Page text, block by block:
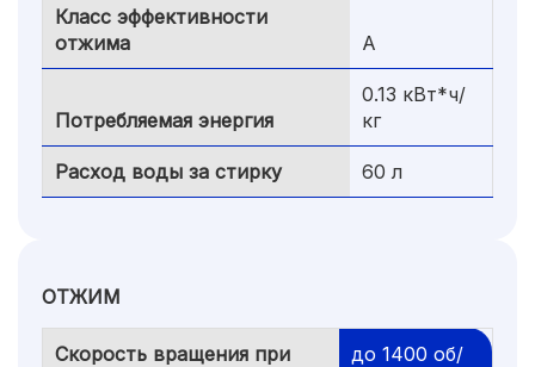
Класс эффективности
отжима
A
Потребляемая энергия
0.13 кВт*ч/
кг
Расход воды за стирку 60 л
ОТЖИМ
Скорость вращения при
до 1400 об/